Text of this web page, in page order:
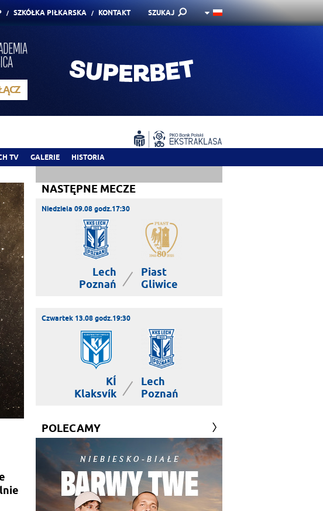
SZKÓŁKA PIŁKARSKA KONTAKT SZUKAJ
TV GALERIE HISTORIA
NASTĘPNE MECZE
Niedziela 09.08 godz.17:30
Lech
Poznań
|
Piast
Gliwice
Czwartek 13.08 godz.19:30
KÍ
Klaksvík
|
Lech
Poznań
POLECAMY